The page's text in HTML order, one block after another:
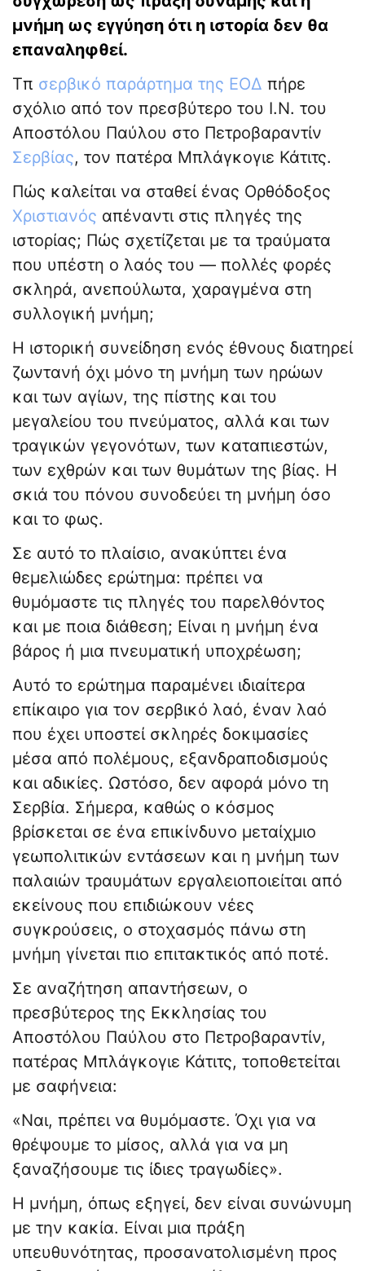
μνήμη ως εγγύηση ότι η ιστορία δεν θα
επαναληφθεί.
Τπ σερβικό παράρτημα της ΕΟΔ πήρε
σχόλιο από τον πρεσβύτερο του Ι.Ν. του
Αποστόλου Παύλου στο Πετροβαραντίν
Σερβίας, τον πατέρα Μπλάγκογιε Κάτιτς.
Πώς καλείται να σταθεί ένας Ορθόδοξος
Χριστιανός απέναντι στις πληγές της
ιστορίας; Πώς σχετίζεται με τα τραύματα
που υπέστη ο λαός του — πολλές φορές
σκληρά, ανεπούλωτα, χαραγμένα στη
συλλογική μνήμη;
Η ιστορική συνείδηση ενός έθνους διατηρεί
ζωντανή όχι μόνο τη μνήμη των ηρώων
και των αγίων, της πίστης και του
μεγαλείου του πνεύματος, αλλά και των
τραγικών γεγονότων, των καταπιεστών,
των εχθρών και των θυμάτων της βίας. Η
σκιά του πόνου συνοδεύει τη μνήμη όσο
και το φως.
Σε αυτό το πλαίσιο, ανακύπτει ένα
θεμελιώδες ερώτημα: πρέπει να
θυμόμαστε τις πληγές του παρελθόντος
και με ποια διάθεση; Είναι η μνήμη ένα
βάρος ή μια πνευματική υποχρέωση;
Αυτό το ερώτημα παραμένει ιδιαίτερα
επίκαιρο για τον σερβικό λαό, έναν λαό
που έχει υποστεί σκληρές δοκιμασίες
μέσα από πολέμους, εξανδραποδισμούς
και αδικίες. Ωστόσο, δεν αφορά μόνο τη
Σερβία. Σήμερα, καθώς ο κόσμος
βρίσκεται σε ένα επικίνδυνο μεταίχμιο
γεωπολιτικών εντάσεων και η μνήμη των
παλαιών τραυμάτων εργαλειοποιείται από
εκείνους που επιδιώκουν νέες
συγκρούσεις, ο στοχασμός πάνω στη
μνήμη γίνεται πιο επιτακτικός από ποτέ.
Σε αναζήτηση απαντήσεων, ο
πρεσβύτερος της Εκκλησίας του
Αποστόλου Παύλου στο Πετροβαραντίν,
πατέρας Μπλάγκογιε Κάτιτς, τοποθετείται
με σαφήνεια:
«Ναι, πρέπει να θυμόμαστε. Όχι για να
θρέψουμε το μίσος, αλλά για να μη
ξαναζήσουμε τις ίδιες τραγωδίες».
Η μνήμη, όπως εξηγεί, δεν είναι συνώνυμη
με την κακία. Είναι μια πράξη
υπευθυνότητας, προσανατολισμένη προς